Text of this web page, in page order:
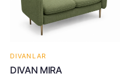
DIVANLAR
DIVAN MIRA